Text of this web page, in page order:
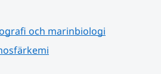
och marinbiologi